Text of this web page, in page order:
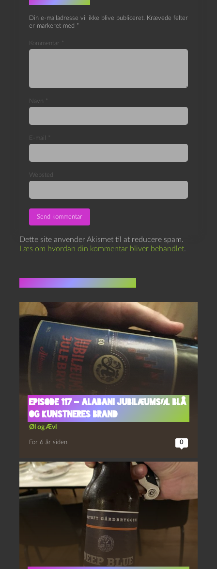
Din e-mailadresse vil ikke blive publiceret. Krævede felter
er markeret med *
Kommentar *
Navn *
E-mail *
Websted
Dette site anvender Akismet til at reducere spam.
Læs om hvordan din kommentar bliver behandlet.
Episode 117 – Alabani Jubilæumsøl Blå
og Kunstneres Brand
Øl og Ævl
For 6 år siden 0